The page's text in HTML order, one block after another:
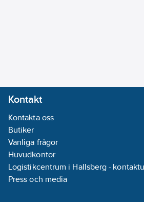
Kontakt
Kontakta oss
Butiker
Vanliga frågor
Huvudkontor
Logistikcentrum i Hallsberg -
Press och media